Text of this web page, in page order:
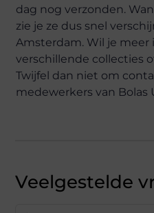
dag nog verzonden.
zie je ze dus snel
Amsterdam. Wil je meer
verschillende collecties
Twijfel dan niet om
medewerkers van Bolas
Veelgestelde